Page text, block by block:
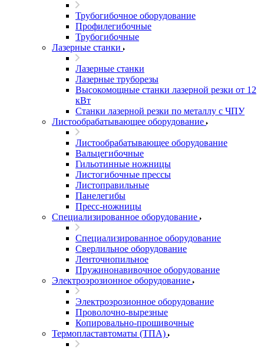
Трубогибочное оборудование
Профилегибочные
Трубогибочные
Лазерные станки
Лазерные станки
Лазерные труборезы
Высокомощные станки лазерной резки от 12
кВт
Станки лазерной резки по металлу с ЧПУ
Листообрабатывающее оборудование
Листообрабатывающее оборудование
Вальцегибочные
Гильотинные ножницы
Листогибочные прессы
Листоправильные
Панелегибы
Пресс-ножницы
Специализированное оборудование
Специализированное оборудование
Сверлильное оборудование
Ленточнопильное
Пружинонавивочное оборудование
Электроэрозионное оборудование
Электроэрозионное оборудование
Проволочно-вырезные
Копировально-прошивочные
Термопластавтоматы (ТПА)